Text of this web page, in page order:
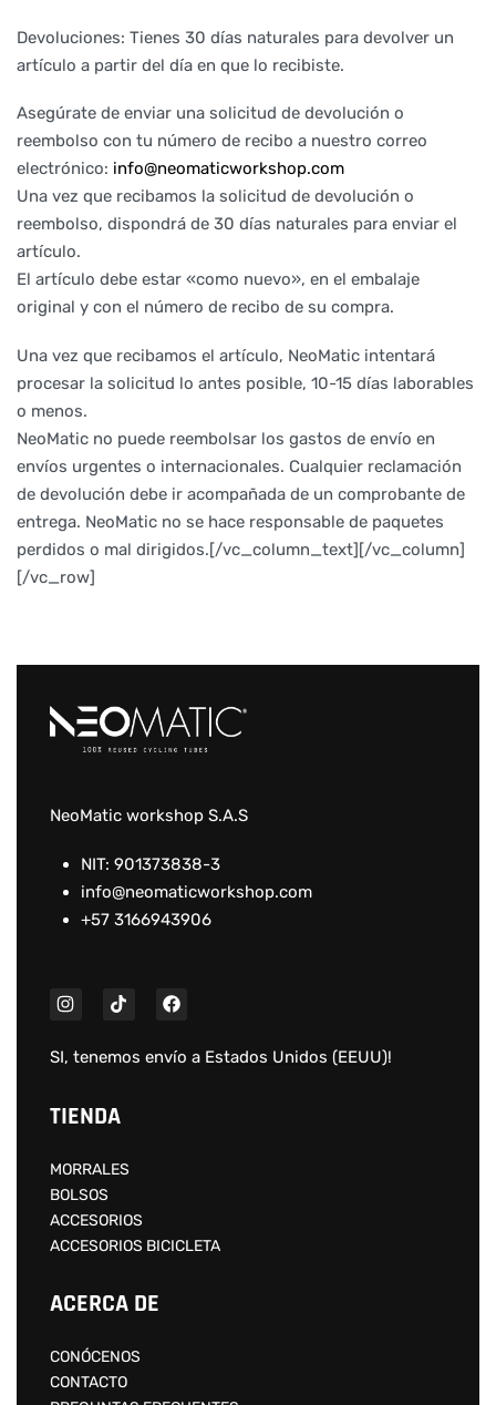
Devoluciones: Tienes 30 días naturales para devolver un
artículo a partir del día en que lo recibiste.
Asegúrate de enviar una solicitud de devolución o
reembolso con tu número de recibo a nuestro correo
electrónico: info@neomaticworkshop.com
Una vez que recibamos la solicitud de devolución o
reembolso, dispondrá de 30 días naturales para enviar el
artículo.
El artículo debe estar «como nuevo», en el embalaje
original y con el número de recibo de su compra.
Una vez que recibamos el artículo, NeoMatic intentará
procesar la solicitud lo antes posible, 10-15 días laborables
o menos.
NeoMatic no puede reembolsar los gastos de envío en
envíos urgentes o internacionales. Cualquier reclamación
de devolución debe ir acompañada de un comprobante de
entrega. NeoMatic no se hace responsable de paquetes
perdidos o mal dirigidos.[/vc_column_text][/vc_column]
[/vc_row]
NeoMatic workshop S.A.S
NIT: 901373838-3
info@neomaticworkshop.com
+57 3166943906
SI, tenemos envío a Estados Unidos (EEUU)!
TIENDA
MORRALES
BOLSOS
ACCESORIOS
ACCESORIOS BICICLETA
ACERCA DE
CONÓCENOS
CONTACTO